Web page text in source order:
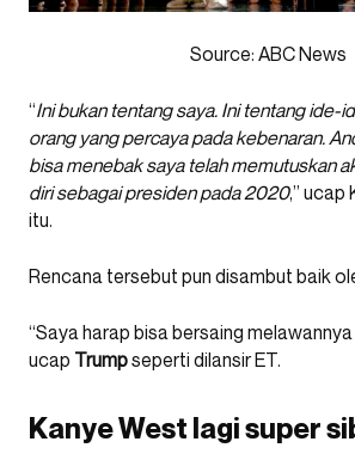
Source: ABC News
“Ini bukan tentang saya. Ini tentang ide-
orang yang percaya pada kebenaran.
bisa menebak saya telah memutuskan
diri sebagai presiden pada 2020,” ucap
itu.
Rencana tersebut pun disambut baik
“Saya harap bisa bersaing melawannya
ucap Trumpseperti dilansir ET.
Kanye West lagi super